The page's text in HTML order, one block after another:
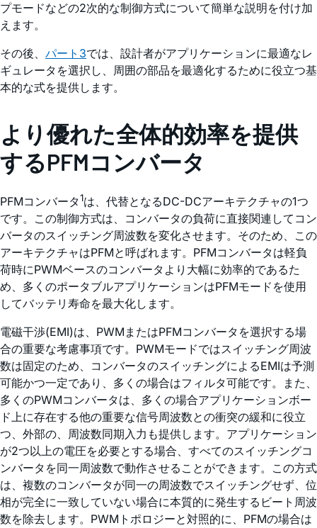
プモードなどの2次的な制御方式について簡単な説明を付け加
えます。
その後、 パート3では、設計者がアプリケーションに最適なレ
ギュレータを選択し、周囲の部品を最適化するために役立つ基
本的な式を提供します。
より優れた全体的効率を提供
するPFMコンバータ
PFMコンバータ1は、代替となるDC-DCアーキテクチャの1つ
です。この制御方式は、コンバータの負荷に直接関連してコン
バータのスイッチング周波数を変化させます。そのため、この
アーキテクチャはPFMと呼ばれます。PFMコンバータは軽負
荷時にPWMベースのコンバータより大幅に効率的であるた
め、多くのポータブルアプリケーションはPFMモードを使用
してバッテリ寿命を最大化します。
電磁干渉(EMI)は、PWMまたはPFMコンバータを選択する場
合の重要な考慮事項です。PWMモードではスイッチング周波
数は固定のため、コンバータのスイッチングによるEMIは予測
可能かつ一定であり、多くの場合はフィルタ可能です。また、
多くのPWMコンバータは、多くの場合アプリケーションボー
ド上に存在する他の重要な信号周波数との衝突の緩和に役立
つ、外部の、周波数同期入力も提供します。アプリケーション
が2つ以上の電圧を必要とする場合、すべてのスイッチングコ
ンバータを同一周波数で動作させることができます。この方式
は、複数のコンバータが同一の周波数でスイッチングせず、位
相が完全に一致していない場合に本質的に発生するビート周波
数を除去します。PWMトポロジーと対照的に、PFMの場合は